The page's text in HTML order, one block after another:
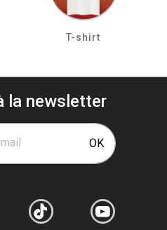
T-shirt
la newsletter
OK